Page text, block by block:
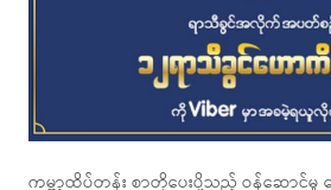
ကမ္ဘာ့ထိပ်တန်း စာတိုပေးပို့သည့် ဝန်ဆောင်